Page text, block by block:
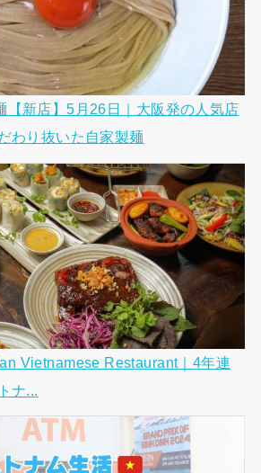
【新店】5月26日｜大阪発の人気店
わり抜いた自家製麺
Vietnamese Restaurant｜4年連
ナ...